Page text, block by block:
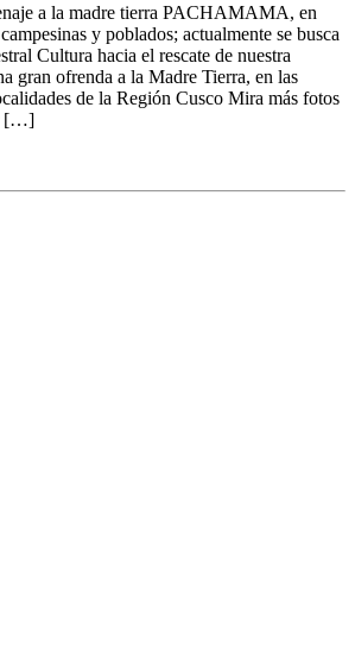
a la madre tierra PACHAMAMA, en
y poblados; actualmente se busca
Cultura hacia el rescate de nuestra
gran ofrenda a la Madre Tierra, en las
de la Región Cusco Mira más fotos
[…]